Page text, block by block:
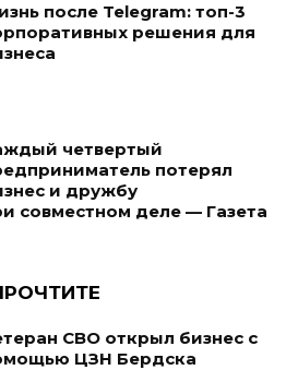
после Telegram: топ-3
решения для
четвертый
потерял
и дружбу
совместном деле — Газета
СВО открыл бизнес с
ЦЗН Бердска